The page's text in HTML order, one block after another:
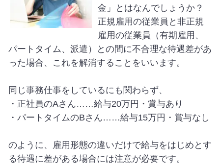
金」とはなんでしょうか？
正規雇用の従業員と非正規
雇用の従業員（有期雇用、
パートタイム、派遣）との間に不合理な待遇差があ
った場合、これを解消することをいいます。
同じ事務仕事をしているにも関わらず、
・正社員のAさん……給与20万円・賞与あり
・パートタイムのBさん……給与15万円・賞与なし
のように、雇用形態の違いだけで給与をはじめとす
る待遇に差がある場合には注意が必要です。